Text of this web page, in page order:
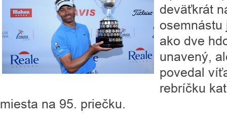
deväťkrát
osemnástu
ako dve
unavený,
povedal
rebríčku
miesta na 95. priečku.